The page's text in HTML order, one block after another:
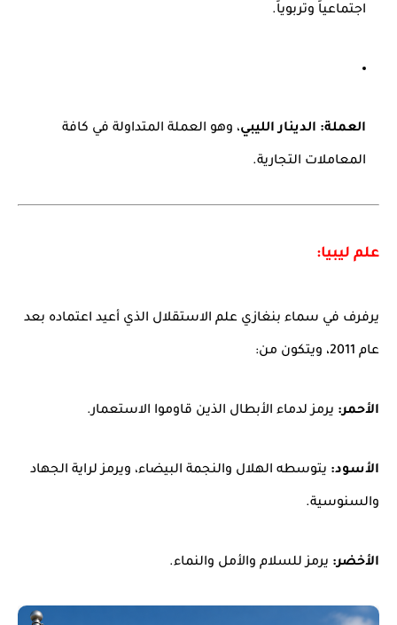
اجتماعياً وتربوياً.
العملة: الدينار الليبي، وهو العملة المتداولة في كافة
المعاملات التجارية.
علم ليبيا:
يرفرف في سماء بنغازي علم الاستقلال الذي أعيد اعتماده بعد
عام 2011، ويتكون من:
الأحمر: يرمز لدماء الأبطال الذين قاوموا الاستعمار.
الأسود: يتوسطه الهلال والنجمة البيضاء، ويرمز لراية الجهاد
والسنوسية.
الأخضر: يرمز للسلام والأمل والنماء.